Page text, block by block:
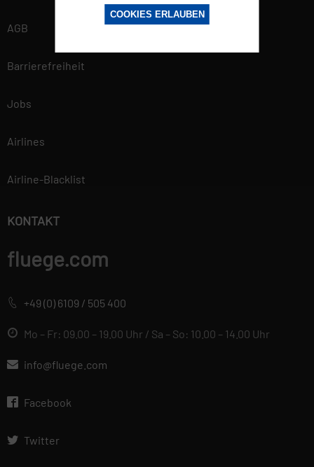
unsere Website
nutzen.
Marketing
personalisierte
verfolgen.
Datenschutzerklärung
vorrangige Aufgabe, die
bereitgestellten
COOKIES ERLAUBEN
AGB
Barrierefreiheit
Jobs
Airlines
Airline-Blacklist
KONTAKT
fluege.com
+49 (0) 6109 / 505 400
Mo – Fr: 09.00 – 19.00 Uhr / Sa – So: 10.00 – 14.00 Uhr
info@fluege.com
Facebook
Twitter